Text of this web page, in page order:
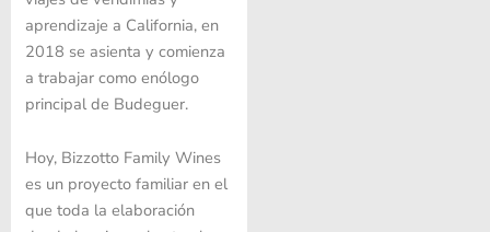
aprendizaje a California, en
2018 se asienta y comienza
a trabajar como enólogo
principal de Budeguer.
Hoy, Bizzotto Family Wines
es un proyecto familiar en el
que toda la elaboración